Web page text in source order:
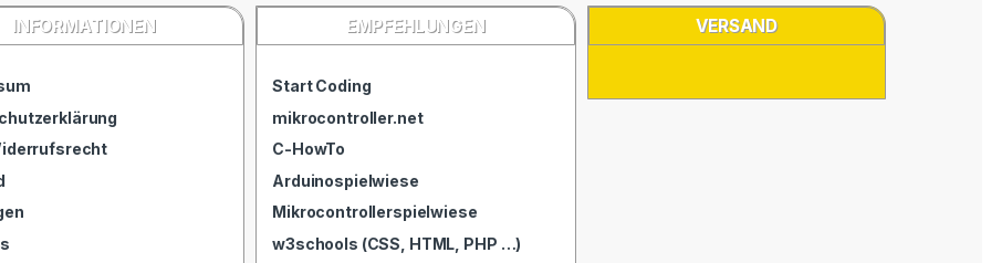
INFORMATIONEN EMPFEHLUNGEN
Start Coding
mikrocontroller.net
C-HowTo
Arduinospielwiese
Mikrocontrollerspielwiese
w3schools (CSS, HTML, PHP …)
VERSAND